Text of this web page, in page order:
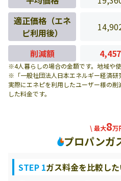
適正価格（エネ
ピ利用後）
削減額
※4人暮らしの場合の金額です。地域や
※「一般社団法人日本エネルギー経済研
実際にエネピを利用したユーザー様の
した料金です。
\ 最大8万
プロパンガ
STEP 1ガス料金を比較し